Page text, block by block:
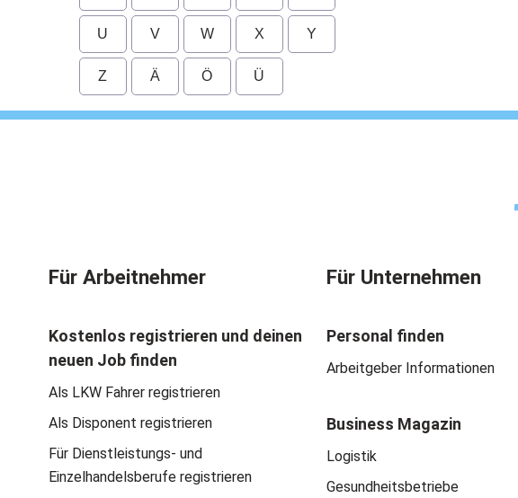
U V W X Y
Z Ä Ö Ü
Für Arbeitnehmer
Kostenlos registrieren und deinen
neuen Job finden
Als LKW Fahrer registrieren
Als Disponent registrieren
Für Dienstleistungs- und
Einzelhandelsberufe registrieren
Für Unternehmen
Personal finden
Arbeitgeber Informationen
Business Magazin
Logistik
Gesundheitsbetriebe